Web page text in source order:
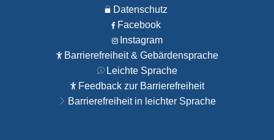
Datenschutz
Facebook
Instagram
Barrierefreiheit & Gebärdensprache
Leichte Sprache
Feedback zur Barrierefreiheit
Barrierefreiheit in leichter Sprache